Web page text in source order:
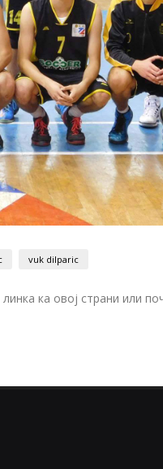
vuk dilparic
ка овој страни или